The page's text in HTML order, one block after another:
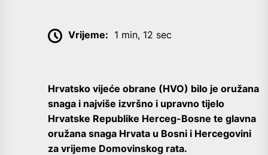
Vrijeme: 1 min, 12 sec
Hrvatsko vijeće obrane (HVO) bilo je oružana
snaga i najviše izvršno i upravno tijelo
Hrvatske Republike Herceg-Bosne te glavna
oružana snaga Hrvata u Bosni i Hercegovini
za vrijeme Domovinskog rata.